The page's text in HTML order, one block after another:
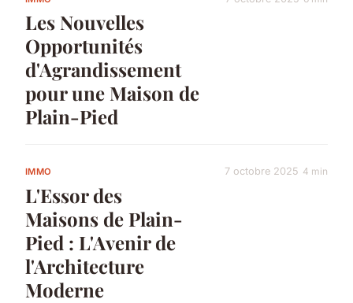
Les Nouvelles
Opportunités
d'Agrandissement
pour une Maison de
Plain-Pied
IMMO
L'Essor des
Maisons de Plain-
Pied : L'Avenir de
l'Architecture
Moderne
7 octobre 2025 4 min